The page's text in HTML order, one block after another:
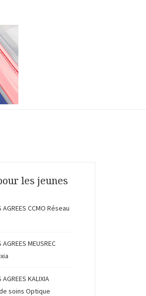
les jeunes
CCMO Réseau
MEUSREC
KALIXIA
soins Optique